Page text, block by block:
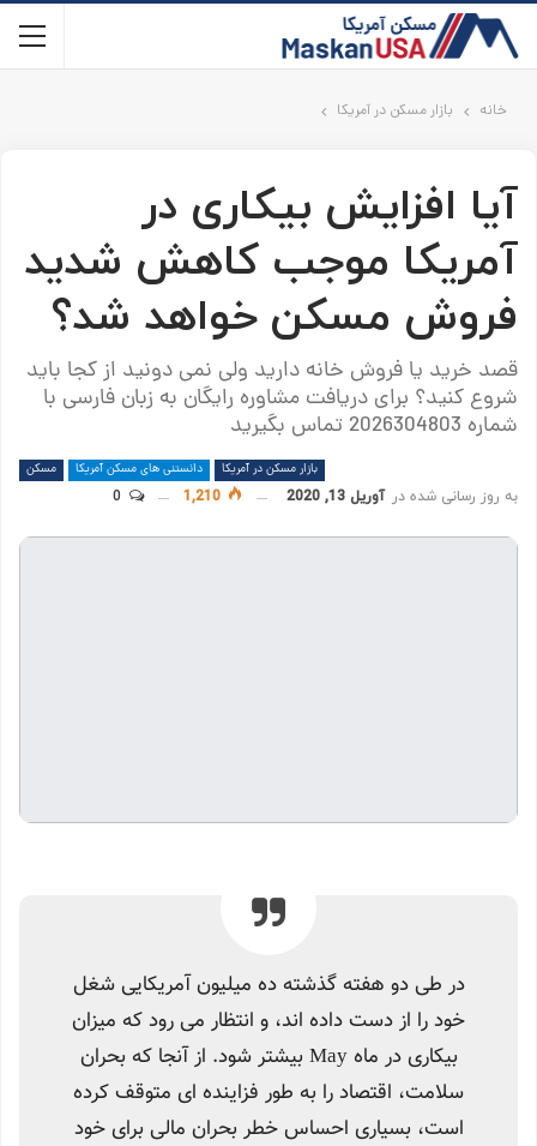
خانه بازار مسکن در آمریکا
آیا افزایش بیکاری در
آمریکا موجب کاهش شدید
فروش مسکن خواهد شد؟
قصد خرید یا فروش خانه دارید ولی نمی دونید از کجا باید
شروع کنید؟ برای دریافت مشاوره رایگان به زبان فارسی با
شماره 2026304803 تماس بگیرید
بازار مسکن در آمریکا دانستنی های مسکن آمریکا مسکن
به روز رسانی شده در آوریل 13, 2020
در طی دو هفته گذشته ده میلیون آمریکایی شغل
خود را از دست داده اند، و انتظار می رود که میزان
بیکاری در ماه May بیشتر شود. از آنجا که بحران
سلامت، اقتصاد را به طور فزاینده ای متوقف کرده
است، بسیاری احساس خطر بحران مالی برای خود